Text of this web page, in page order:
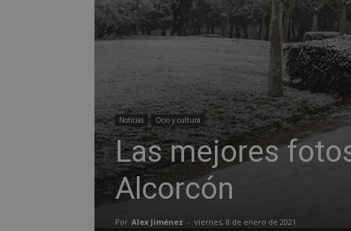
Noticias Ocio y cultura
Las mejores
Alcorcón
Por Alex Jiménez - viernes, 8 de enero de 2021